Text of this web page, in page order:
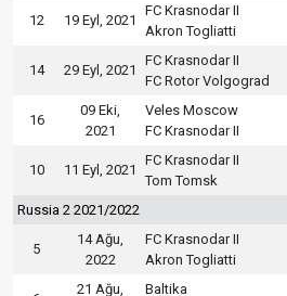
12 19 Eyl, 2021
FC Krasnodar II
Akron Togliatti
14 29 Eyl, 2021
FC Krasnodar II
FC Rotor Volgograd
16
09 Eki,
2021
Veles Moscow
FC Krasnodar II
10 11 Eyl, 2021
FC Krasnodar II
Tom Tomsk
Russia 2 2021/2022
5
14 Ağu,
2022
FC Krasnodar II
Akron Togliatti
21 Ağu,
Baltika